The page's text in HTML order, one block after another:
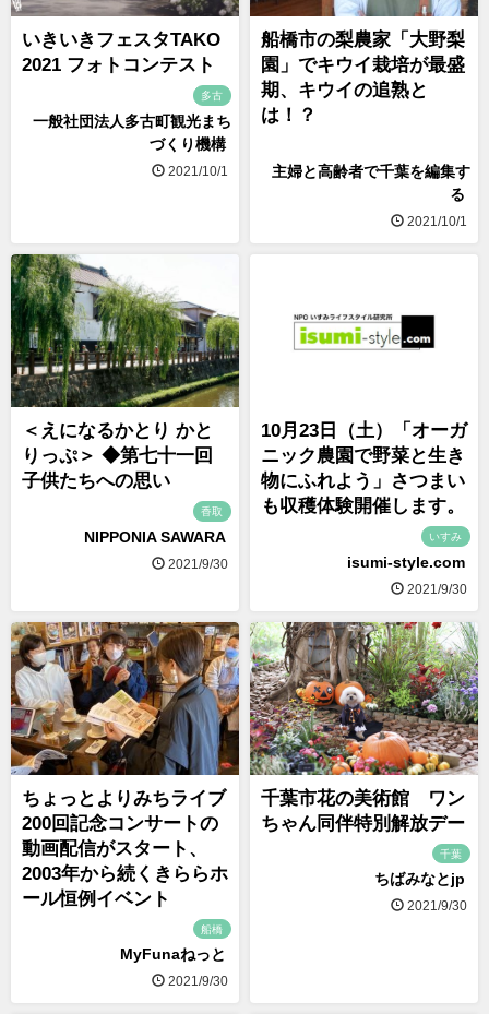
いきいきフェスタTAKO
2021 フォトコンテスト
多古
一般社団法人多古町観光まち
づくり機構
2021/10/1
船橋市の梨農家「大野梨
園」でキウイ栽培が最盛
期、キウイの追熟と
は！？
主婦と高齢者で千葉を編集す
る
2021/10/1
＜えになるかとり かと
りっぷ＞ ◆第七十一回
子供たちへの思い
香取
NIPPONIA SAWARA
2021/9/30
10月23日（土）「オーガ
ニック農園で野菜と生き
物にふれよう」さつまい
も収穫体験開催します。
いすみ
isumi-style.com
2021/9/30
ちょっとよりみちライブ
200回記念コンサートの
動画配信がスタート、
2003年から続くきららホ
ール恒例イベント
船橋
MyFunaねっと
2021/9/30
千葉市花の美術館 ワン
ちゃん同伴特別解放デー
千葉
ちばみなとjp
2021/9/30